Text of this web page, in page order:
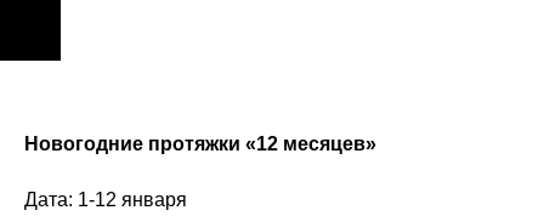
Новогодние протяжки «12 месяцев»
Дата: 1-12 января